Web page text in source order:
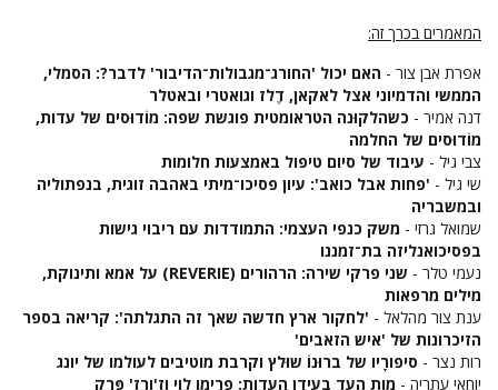
המאמרים בכרך זה:
אפרת אבן צור - האם יכול 'החורג־מגבולות־הדיבור' לדבר?: הסמלי,
הממשי והדמיוני אצל לאקאן, דֶלז וגואטרי ובאטלר
דנה אמיר - כשהלקוּנה הטראומטית פוגשת שפה: מוֹדוּסים של עדות,
מוֹדוּסים של החלמה
צבי גיל - עיבוד של סיום טיפול באמצעות חלומות
שי גיל - 'פחות אבל כואב': עיון פסיכו־מיתי באהבה זוגית, בנפתוליה
ובמשבריה
שמואל גרזי - משק כנפי העצמי: התמודדות עם ריבוי גישות
בפסיכואנליזה בת־זמננו
נעמי טלר -
שני פרקי שירה: הרהורים (REVERIE) על אמא ותינוקת,
מילים מרפאות
ענת צור מהלאל - 'לחקור ארץ חדשה שאך זה התגלתה': קריאה בספר
הזיכרונות של 'איש הזאבים'
רות נצר - סיפורָיו של ברוּנוֹ שוּלץ וקרבת מוטיבים לעולמו של יונג
יוחאי עתריה - מות העֵד בעידן העֵדות: פרימו לוי וז'ורז' פֶּרֶק